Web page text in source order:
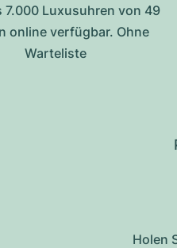
7.000 Luxusuhren von 49
online verfügbar. Ohne
Warteliste
Holen